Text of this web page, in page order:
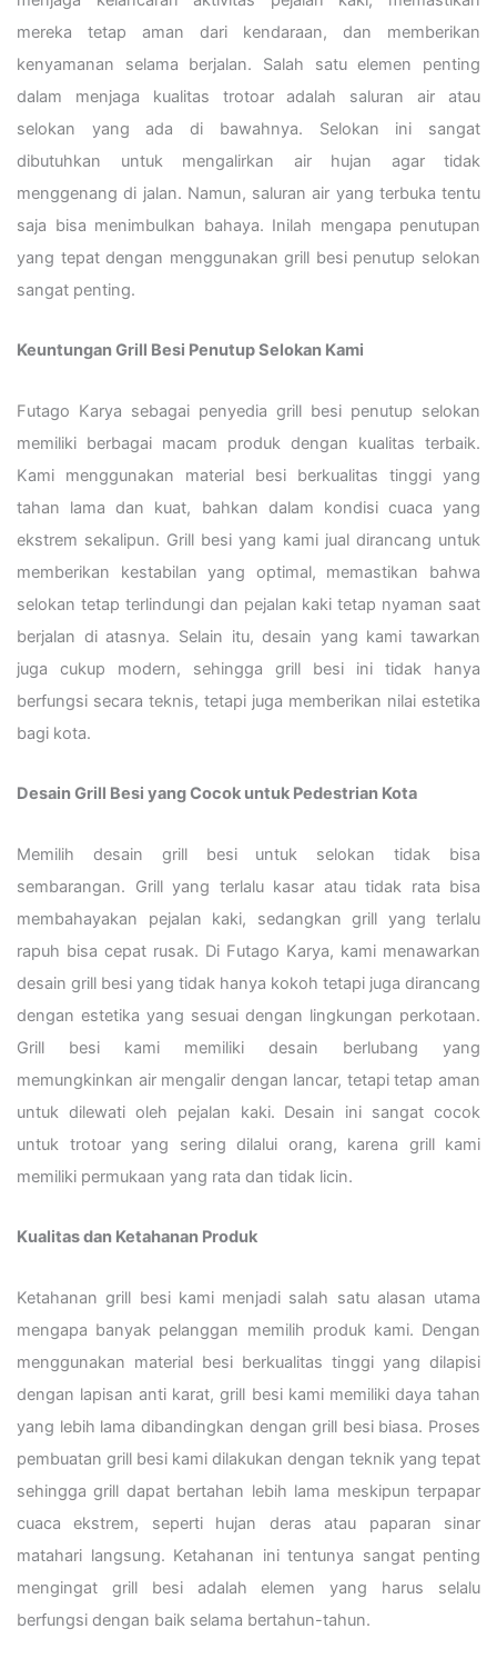
mereka tetap aman dari kendaraan, dan memberikan
kenyamanan selama berjalan. Salah satu elemen penting
dalam menjaga kualitas trotoar adalah saluran air atau
selokan yang ada di bawahnya. Selokan ini sangat
dibutuhkan untuk mengalirkan air hujan agar tidak
menggenang di jalan. Namun, saluran air yang terbuka tentu
saja bisa menimbulkan bahaya. Inilah mengapa penutupan
yang tepat dengan menggunakan grill besi penutup selokan
sangat penting.
Keuntungan Grill Besi Penutup Selokan Kami
Futago Karya sebagai penyedia grill besi penutup selokan
memiliki berbagai macam produk dengan kualitas terbaik.
Kami menggunakan material besi berkualitas tinggi yang
tahan lama dan kuat, bahkan dalam kondisi cuaca yang
ekstrem sekalipun. Grill besi yang kami jual dirancang untuk
memberikan kestabilan yang optimal, memastikan bahwa
selokan tetap terlindungi dan pejalan kaki tetap nyaman saat
berjalan di atasnya. Selain itu, desain yang kami tawarkan
juga cukup modern, sehingga grill besi ini tidak hanya
berfungsi secara teknis, tetapi juga memberikan nilai estetika
bagi kota.
Desain Grill Besi yang Cocok untuk Pedestrian Kota
Memilih desain grill besi untuk selokan tidak bisa
sembarangan. Grill yang terlalu kasar atau tidak rata bisa
membahayakan pejalan kaki, sedangkan grill yang terlalu
rapuh bisa cepat rusak. Di Futago Karya, kami menawarkan
desain grill besi yang tidak hanya kokoh tetapi juga dirancang
dengan estetika yang sesuai dengan lingkungan perkotaan.
Grill besi kami memiliki desain berlubang yang
memungkinkan air mengalir dengan lancar, tetapi tetap aman
untuk dilewati oleh pejalan kaki. Desain ini sangat cocok
untuk trotoar yang sering dilalui orang, karena grill kami
memiliki permukaan yang rata dan tidak licin.
Kualitas dan Ketahanan Produk
Ketahanan grill besi kami menjadi salah satu alasan utama
mengapa banyak pelanggan memilih produk kami. Dengan
menggunakan material besi berkualitas tinggi yang dilapisi
dengan lapisan anti karat, grill besi kami memiliki daya tahan
yang lebih lama dibandingkan dengan grill besi biasa. Proses
pembuatan grill besi kami dilakukan dengan teknik yang tepat
sehingga grill dapat bertahan lebih lama meskipun terpapar
cuaca ekstrem, seperti hujan deras atau paparan sinar
matahari langsung. Ketahanan ini tentunya sangat penting
mengingat grill besi adalah elemen yang harus selalu
berfungsi dengan baik selama bertahun-tahun.